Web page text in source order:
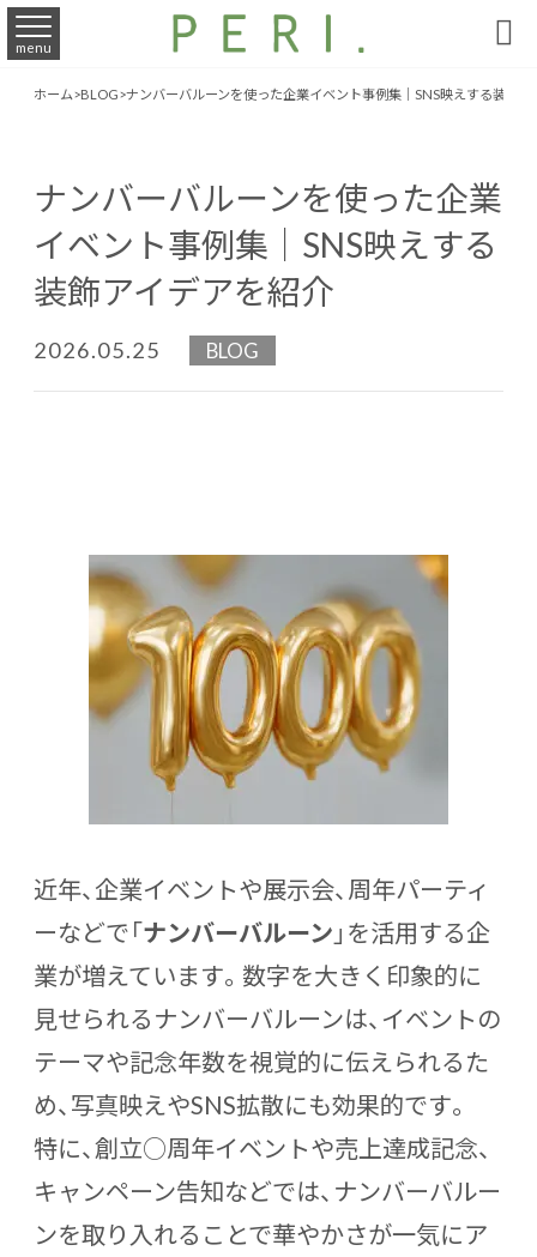
menu 
ホーム>BLOG>ナンバーバルーンを使った企業イベント事例集｜SNS映えする装飾ア
ナンバーバルーンを使った企業
イベント事例集｜SNS映えする
装飾アイデアを紹介
2026.05.25 BLOG
近年、企業イベントや展示会、周年パーティ
ーなどで「ナンバーバルーン 」を活用する企
業が増えています。数字を大きく印象的に
見せられるナンバーバルーンは、イベントの
テーマや記念年数を視覚的に伝えられるた
め、写真映えやSNS拡散にも効果的です。
特に、創立○周年イベントや売上達成記念、
キャンペーン告知などでは、ナンバーバルー
ンを取り入れることで華やかさが一気にア